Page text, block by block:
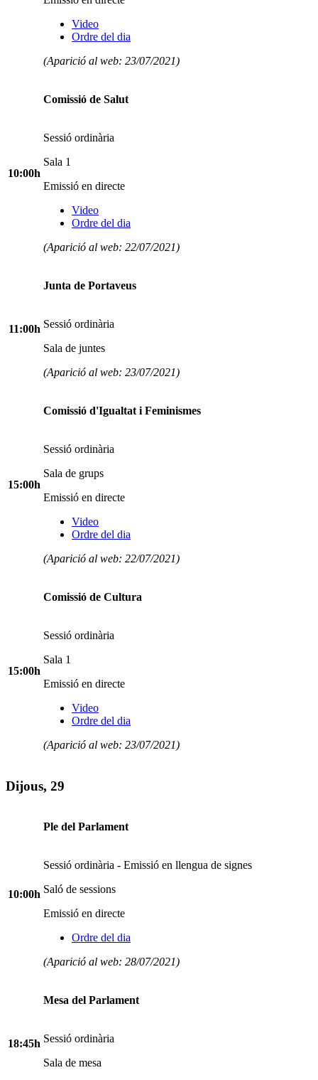
Video
Ordre del dia
(Aparició al web: 23/07/2021)
10:00h
Comissió de Salut
Sessió ordinària
Sala 1
Emissió en directe
Video
Ordre del dia
(Aparició al web: 22/07/2021)
11:00h
Junta de Portaveus
Sessió ordinària
Sala de juntes
(Aparició al web: 23/07/2021)
15:00h
Comissió d'Igualtat i Feminismes
Sessió ordinària
Sala de grups
Emissió en directe
Video
Ordre del dia
(Aparició al web: 22/07/2021)
15:00h
Comissió de Cultura
Sessió ordinària
Sala 1
Emissió en directe
Video
Ordre del dia
(Aparició al web: 23/07/2021)
Dijous, 29
10:00h
Ple del Parlament
Sessió ordinària - Emissió en llengua de signes
Saló de sessions
Emissió en directe
Ordre del dia
(Aparició al web: 28/07/2021)
18:45h
Mesa del Parlament
Sessió ordinària
Sala de mesa